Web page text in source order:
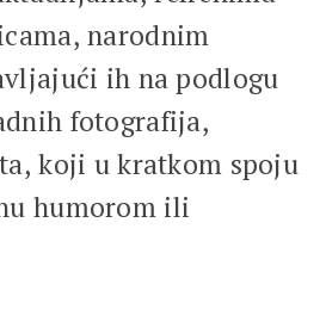
narodnim
ih na podlogu
fotografija,
koji u kratkom spoju
humorom ili